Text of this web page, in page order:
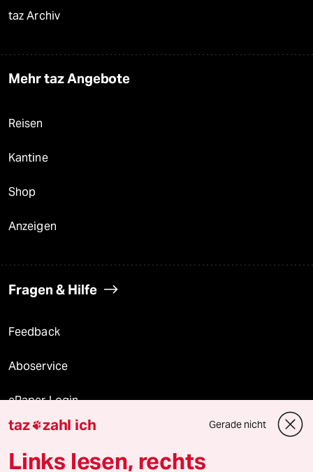
taz Archiv
Mehr taz Angebote
Reisen
Kantine
Shop
Anzeigen
Fragen & Hilfe
Feedback
Aboservice
ePaper Login
Downloads für Abonnierende
taz zahl ich Gerade nicht
Links lesen, rechts